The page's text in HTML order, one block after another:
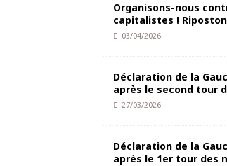
Organisons-nous
capitalistes !
03/04/2026
Déclaration de la
après le second tour
27/03/2026
Déclaration de la
après le 1er tour des